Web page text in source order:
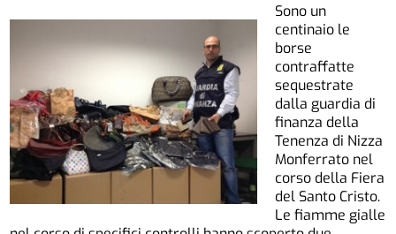
Sono un
centinaio le
borse
contraffatte
sequestrate
dalla guardia di
finanza della
Tenenza di Nizza
Monferrato nel
corso della Fiera
del Santo Cristo.
Le fiamme gialle